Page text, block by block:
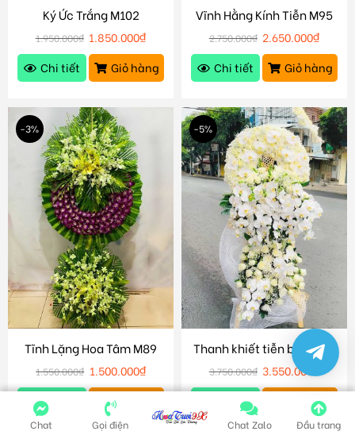
Ký Ức Trắng M102
1.950.000₫ 1.850.000₫
Chi tiết
Giỏ hàng
Vĩnh Hằng Kính Tiễn M95
2.750.000₫ 2.650.000₫
Chi tiết
Giỏ hàng
-3%
Tĩnh Lặng Hoa Tâm M89
1.550.000₫ 1.500.000₫
Chi tiết
Giỏ hàng
-5%
Thanh khiết tiễn biệt M86
3.750.000₫ 3.550.000
Chi tiết
Giỏ hàng
Chat Gọi điện Chat Zalo Đầu trang